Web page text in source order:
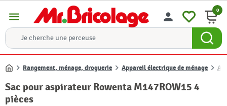
menu person 0
Accueil
Rangement, ménage, droguerie Appareil électrique de ménage
Sac pour aspirateur Rowenta M147ROW15 4
pièces